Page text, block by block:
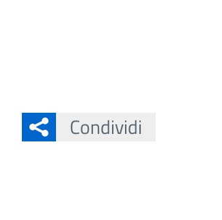
Condividi